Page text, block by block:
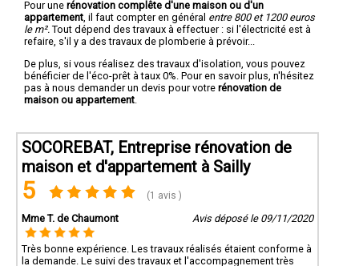
Pour une rénovation complête d'une maison ou d'un
appartement , il faut compter en général entre 800 et 1200 euros
le m². Tout dépend des travaux à effectuer : si l'électricité est à
refaire, s'il y a des travaux de plomberie à prévoir...
De plus, si vous réalisez des travaux d'isolation, vous pouvez
bénéficier de l'éco-prêt à taux 0%. Pour en savoir plus, n'hésitez
pas à nous demander un devis pour votre rénovation de
maison ou appartement
SOCOREBAT, Entreprise rénovation de
maison et d'appartement à Sailly
5 (1 avis )
Mme T. de Chaumont Avis déposé le 09/11/2020
Très bonne expérience. Les travaux réalisés étaient conforme à
la demande. Le suivi des travaux et l'accompagnement très